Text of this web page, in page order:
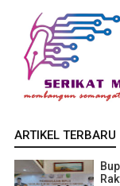
ARTIKEL TERBARU